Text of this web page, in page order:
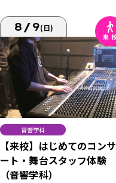
8/9(日)
音響学科
【来校】はじめてのコンサ
ート・舞台スタッフ体験
（音響学科）